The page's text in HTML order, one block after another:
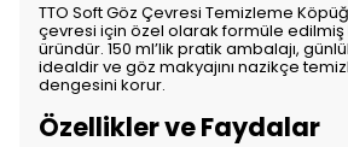
TTO Soft Göz Çevresi Temizleme
çevresi için özel olarak formüle
üründür. 150 ml’lik pratik ambalajı,
idealdir ve göz makyajını nazikçe
dengesini korur.
Özellikler ve Faydalar